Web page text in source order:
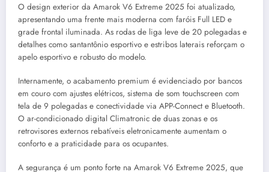
O design exterior da Amarok V6 Extreme 2025 foi atualizado,
apresentando uma frente mais moderna com faróis Full LED e
grade frontal iluminada. As rodas de liga leve de 20 polegadas e
detalhes como santantônio esportivo e estribos laterais reforçam o
apelo esportivo e robusto do modelo.
Internamente, o acabamento premium é evidenciado por bancos
em couro com ajustes elétricos, sistema de som touchscreen com
tela de 9 polegadas e conectividade via APP-Connect e Bluetooth.
O ar-condicionado digital Climatronic de duas zonas e os
retrovisores externos rebatíveis eletronicamente aumentam o
conforto e a praticidade para os ocupantes.
A segurança é um ponto forte na Amarok V6 Extreme 2025, que